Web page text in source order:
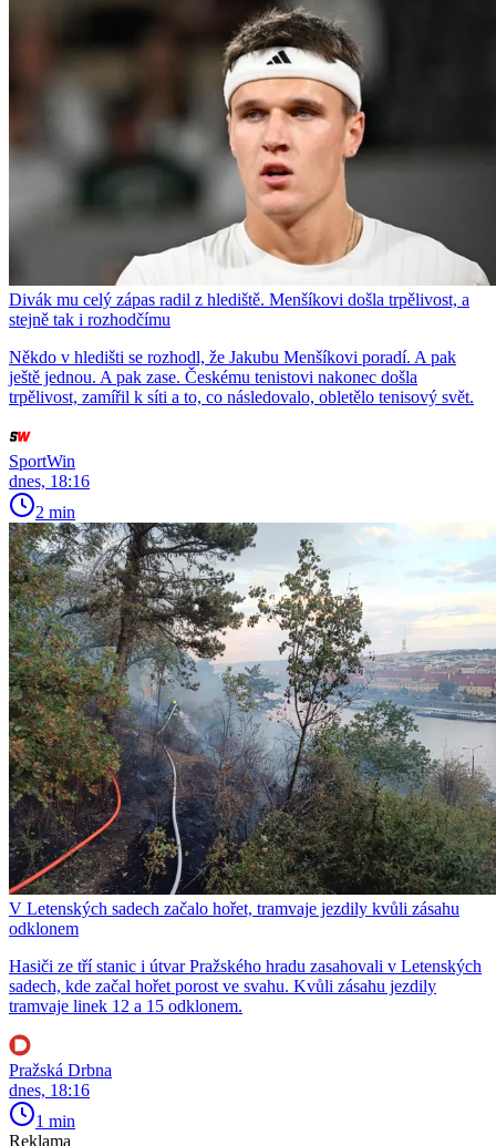
Divák mu celý zápas radil z hlediště. Menšíkovi došla trpělivost, a
stejně tak i rozhodčímu
Někdo v hledišti se rozhodl, že Jakubu Menšíkovi poradí. A pak
ještě jednou. A pak zase. Českému tenistovi nakonec došla
trpělivost, zamířil k síti a to, co následovalo, obletělo tenisový svět.
SportWin
dnes, 18:16
2 min
V Letenských sadech začalo hořet, tramvaje jezdily kvůli zásahu
odklonem
Hasiči ze tří stanic i útvar Pražského hradu zasahovali v Letenských
sadech, kde začal hořet porost ve svahu. Kvůli zásahu jezdily
tramvaje linek 12 a 15 odklonem.
Pražská Drbna
dnes, 18:16
1 min
Reklama